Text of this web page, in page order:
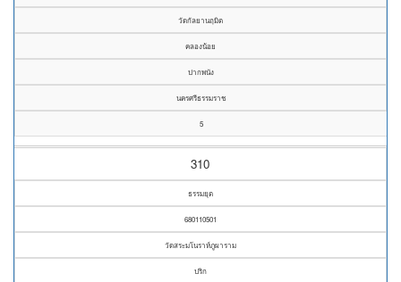
วัดกัลยานฤมิต
คลองน้อย
ปากพนัง
นครศรีธรรมราช
5
310
ธรรมยุต
680110501
วัดสระมโนราห์ภูผาราม
ปริก